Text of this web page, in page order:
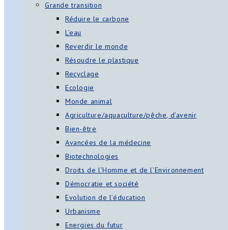
Grande transition
Réduire le carbone
L’eau
Reverdir le monde
Résoudre le plastique
Recyclage
Ecologie
Monde animal
Agriculture/aquaculture/pêche, d’avenir
Bien-être
Avancées de la médecine
Biotechnologies
Droits de l’Homme et de l’Environnement
Démocratie et société
Evolution de l’éducation
Urbanisme
Energies du futur